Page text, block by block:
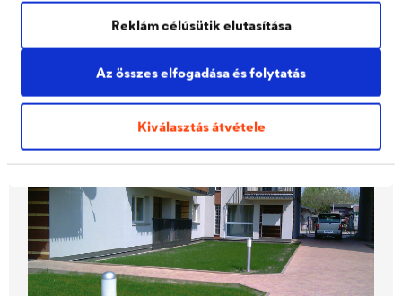
Az összes elfogadása és folytatás
Kiválasztás átvétele
Reklám célúsütik elutasítása
Gdynia, Lengyelország
A Gdyniai Filmközpont megkapta az "Év épülete 2015" díjat
Lengyelországban. Az építkezés során azonban számolni
kellett a szomszédos dombról érkező lejtővíz okozta esetleges
problémákkal. Ide kattintva megtudhatja, hogy mely DÖRKEN
megoldást választották erre a feladatra.